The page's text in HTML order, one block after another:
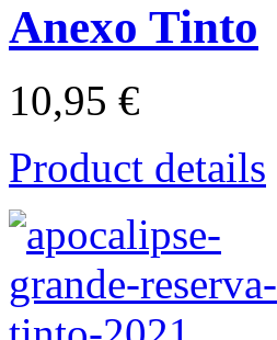
Anexo Tinto
10,95 €
Product details